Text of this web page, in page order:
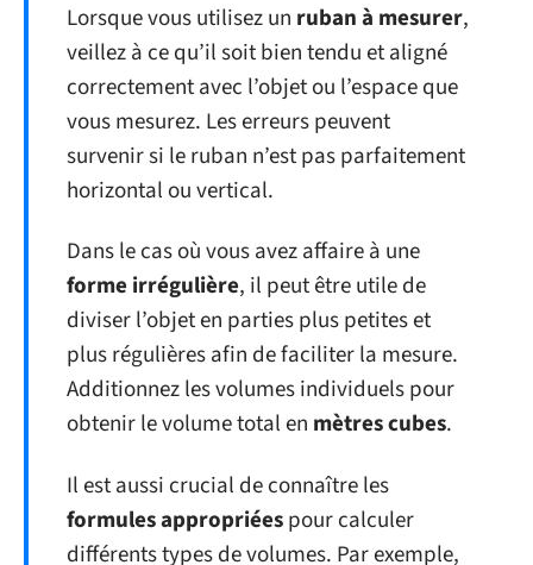
Lorsque vous utilisez un ruban à mesurer,
veillez à ce qu’il soit bien tendu et aligné
correctement avec l’objet ou l’espace que
vous mesurez. Les erreurs peuvent
survenir si le ruban n’est pas parfaitement
horizontal ou vertical.
Dans le cas où vous avez affaire à une
forme irrégulière, il peut être utile de
diviser l’objet en parties plus petites et
plus régulières afin de faciliter la mesure.
Additionnez les volumes individuels pour
obtenir le volume total en mètres cubes.
Il est aussi crucial de connaître les
formules appropriéespour calculer
différents types de volumes. Par exemple,